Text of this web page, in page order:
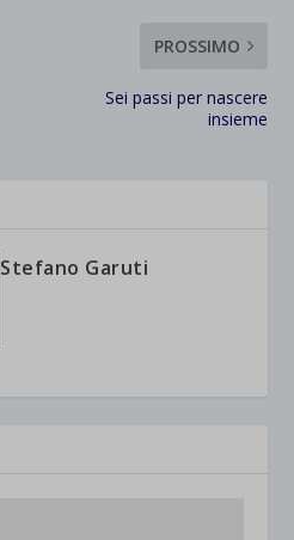
PROSSIMO
Sei passi per nascere
insieme
Stefano Garuti